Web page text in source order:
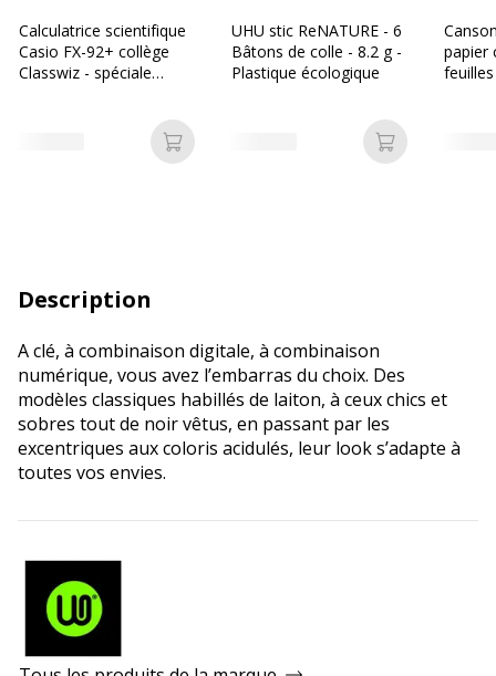
Calculatrice scientifique
Casio FX-92+ collège
Classwiz - spéciale
Ajouter au panier
UHU stic ReNATURE - 6
Bâtons de colle - 8.2 g -
Plastique écologique
Ajouter au
papier
Description
A clé, à combinaison digitale, à combinaison
numérique, vous avez l’embarras du choix. Des
modèles classiques habillés de laiton, à ceux chics et
sobres tout de noir vêtus, en passant par les
excentriques aux coloris acidulés, leur look s’adapte à
toutes vos envies.